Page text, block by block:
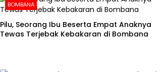
BOMBANA
Pilu, Seorang Ibu Beserta Empat Anaknya
Tewas Terjebak Kebakaran di Bombana